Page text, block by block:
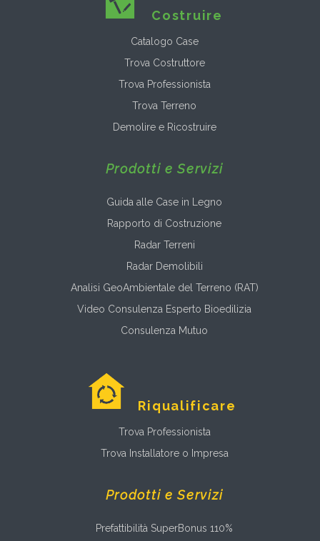
Costruire
Catalogo Case
Trova Costruttore
Trova Professionista
Trova Terreno
Demolire e Ricostruire
Prodotti e Servizi
Guida alle Case in Legno
Rapporto di Costruzione
Radar Terreni
Radar Demolibili
Analisi GeoAmbientale del Terreno (RAT)
Video Consulenza Esperto Bioedilizia
Consulenza Mutuo
Riqualificare
Trova Professionista
Trova Installatore o Impresa
Prodotti e Servizi
Prefattibilità SuperBonus 110%